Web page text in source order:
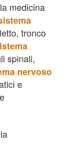
medicina
tronco
spinali,
nervoso
e